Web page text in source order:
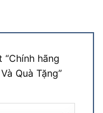
hãng
Quà Tặng”